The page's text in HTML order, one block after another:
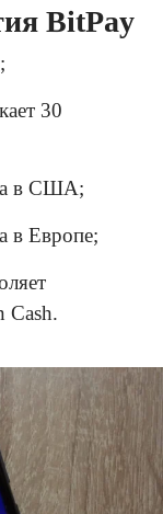
BitPay
30
в США;
в Европе;
Cash.